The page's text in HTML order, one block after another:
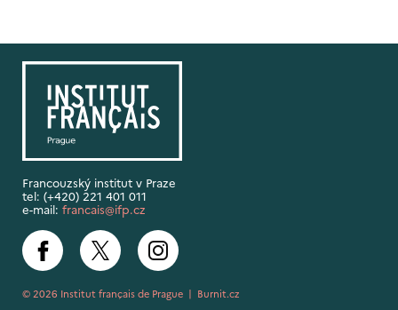
Francouzský institut v Praze
tel: (+420) 221 401 011
e-mail: francais@ifp.cz
© 2026 Institut français de Prague | Burnit.cz